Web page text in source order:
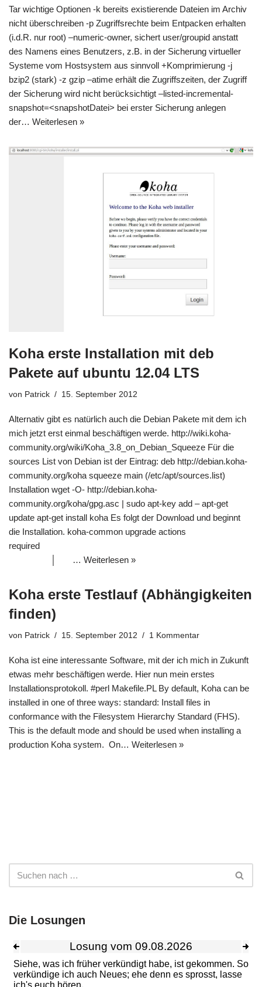
Tar wichtige Optionen -k bereits existierende Dateien im Archiv
nicht überschreiben -p Zugriffsrechte beim Entpacken erhalten
(i.d.R. nur root) –numeric-owner, sichert user/groupid anstatt
des Namens eines Benutzers, z.B. in der Sicherung virtueller
Systeme vom Hostsystem aus sinnvoll +Komprimierung -j
bzip2 (stark) -z gzip –atime erhält die Zugriffszeiten, der Zugriff
der Sicherung wird nicht berücksichtigt –listed-incremental-
snapshot=<snapshotDatei> bei erster Sicherung anlegen
der… Weiterlesen »
Koha erste Installation mit deb
Pakete auf ubuntu 12.04 LTS
von Patrick 15. September 2012
Alternativ gibt es natürlich auch die Debian Pakete mit dem ich
mich jetzt erst einmal beschäftigen werde. http://wiki.koha-
community.org/wiki/Koha_3.8_on_Debian_Squeeze Für die
sources List von Debian ist der Eintrag: deb http://debian.koha-
community.org/koha squeeze main (/etc/apt/sources.list)
Installation wget -O- http://debian.koha-
community.org/koha/gpg.asc | sudo apt-key add – apt-get
update apt-get install koha Es folgt der Download und beginnt
die Installation. koha-common upgrade actions
required
│ … Weiterlesen »
Koha erste Testlauf (Abhängigkeiten
finden)
von Patrick 15. September 2012 1 Kommentar
Koha ist eine interessante Software, mit der ich mich in Zukunft
etwas mehr beschäftigen werde. Hier nun mein erstes
Installationsprotokoll. #perl Makefile.PL By default, Koha can be
installed in one of three ways: standard: Install files in
conformance with the Filesystem Hierarchy Standard (FHS).
This is the default mode and should be used when installing a
production Koha system. On… Weiterlesen »
Die Losungen